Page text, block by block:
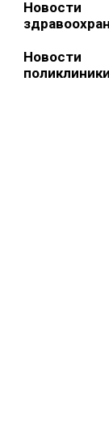
Новости
Новости
поликлиники